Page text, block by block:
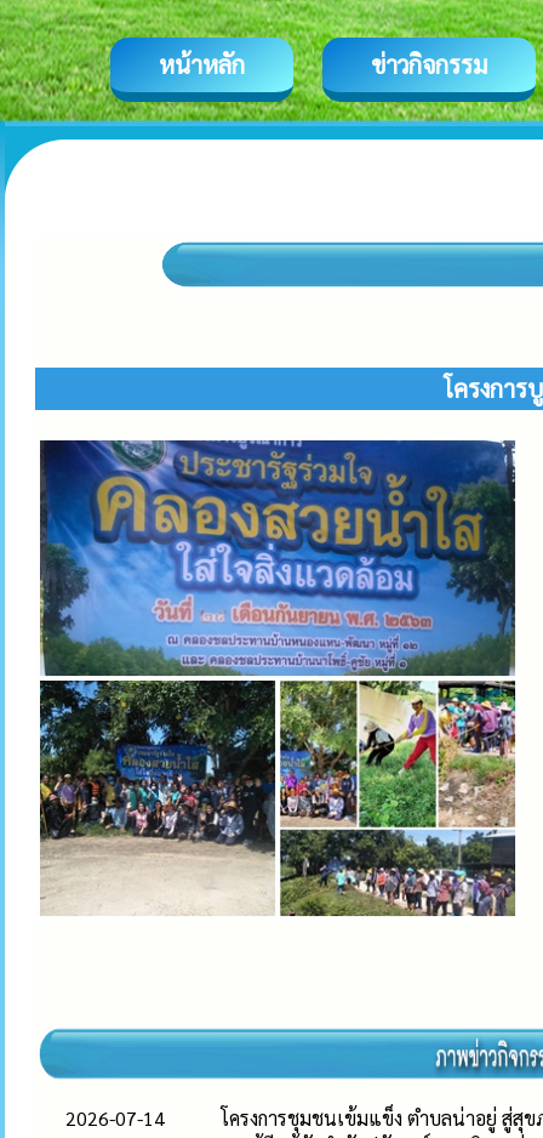
หน้าหลัก ข่าวกิจกรรม
โครงการ
2026-07-14
โครงการชุมชนเข้มแข็ง ตำบลน่าอยู่ สู่สุ